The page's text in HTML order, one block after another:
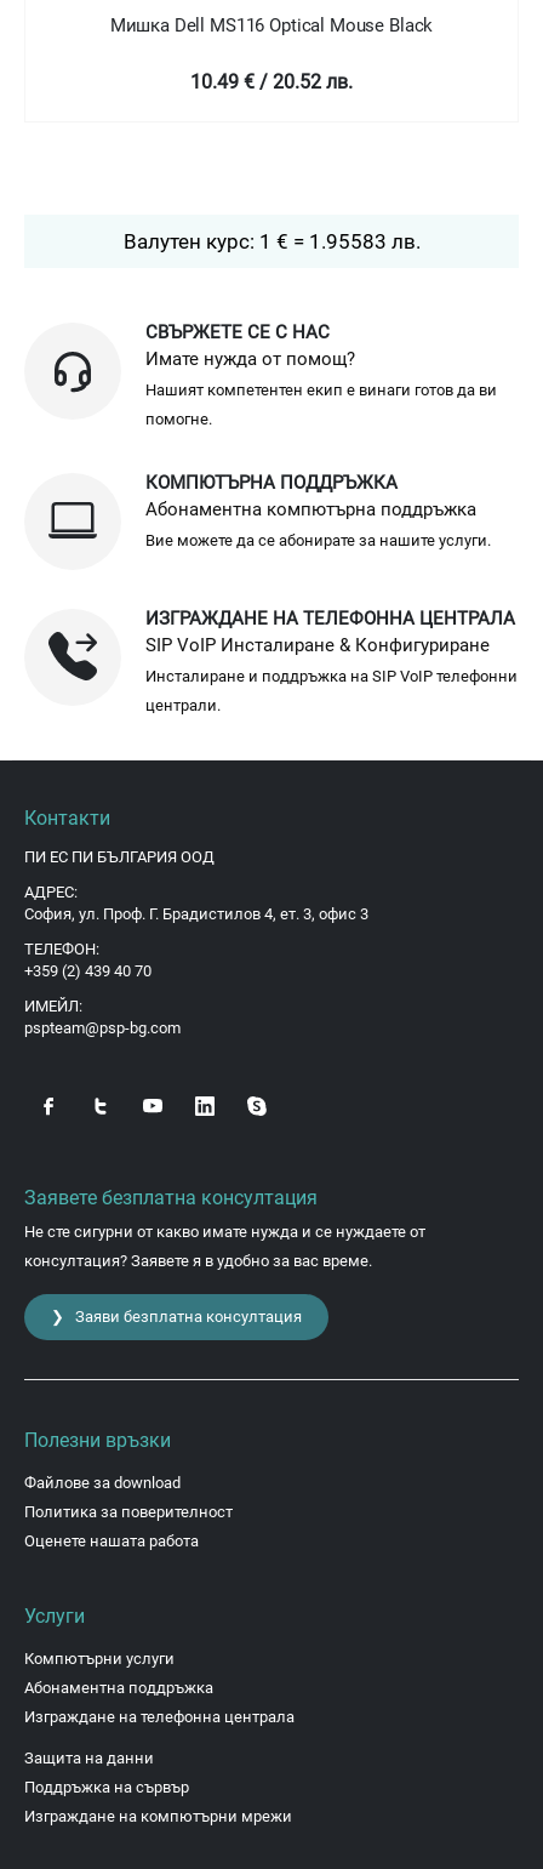
Мишка Dell MS116 Optical Mouse White
7.83 € / 15.31 лв.
Валутен курс: 1 € = 1.95583 лв.
СВЪРЖЕТЕ СЕ С НАС
Имате нужда от помощ?
Нашият компетентен екип е винаги готов да ви
помогне.
КОМПЮТЪРНА ПОДДРЪЖКА
Абонаментна компютърна поддръжка
Вие можете да се абонирате за нашите услуги.
ИЗГРАЖДАНЕ НА ТЕЛЕФОННА ЦЕНТРАЛА
SIP VoIP Инсталиране & Конфигуриране
Инсталиране и поддръжка на SIP VoIP телефонни
централи.
Контакти
ПИ ЕС ПИ БЪЛГАРИЯ ООД
АДРЕС:
София, ул. Проф. Г. Брадистилов 4, ет. 3, офис 3
ТЕЛЕФОН:
+359 (2) 439 40 70
ИМЕЙЛ:
pspteam@psp-bg.com
Заявете безплатна консултация
Не сте сигурни от какво имате нужда и се нуждаете от
консултация? Заявете я в удобно за вас време.
❯ Заяви безплатна консултация
Полезни връзки
Файлове за download
Политика за поверителност
Оценете нашата работа
Услуги
Компютърни услуги
Абонаментна поддръжка
Изграждане на телефонна централа
Защита на данни
Поддръжка на сървър
Изграждане на компютърни мрежи